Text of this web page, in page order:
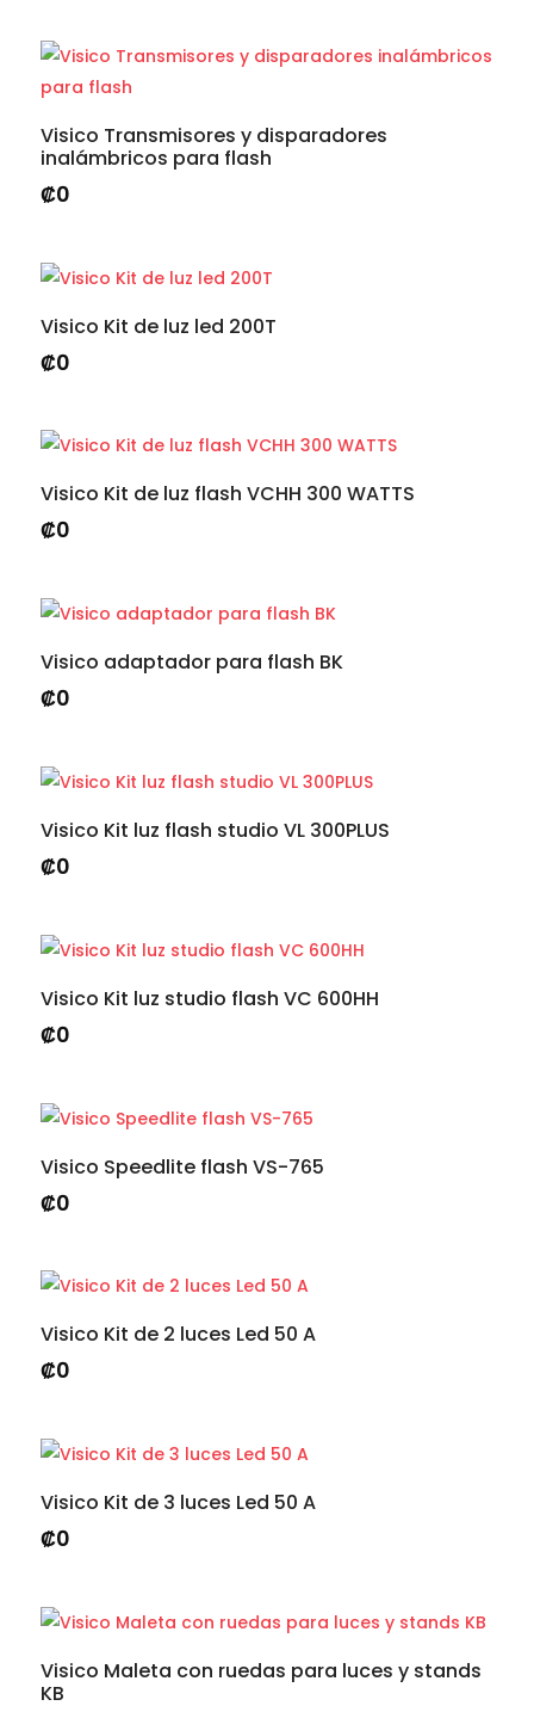
Visico Transmisores y disparadores
inalámbricos para flash
₡0
Visico Kit de luz led 200T
₡0
Visico Kit de luz flash VCHH 300 WATTS
₡0
Visico adaptador para flash BK
₡0
Visico Kit luz flash studio VL 300PLUS
₡0
Visico Kit luz studio flash VC 600HH
₡0
Visico Speedlite flash VS-765
₡0
Visico Kit de 2 luces Led 50 A
₡0
Visico Kit de 3 luces Led 50 A
₡0
Visico Maleta con ruedas para luces y stands
KB